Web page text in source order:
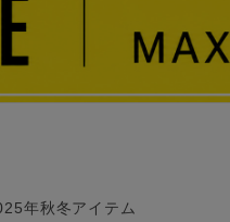
年秋冬アイテム